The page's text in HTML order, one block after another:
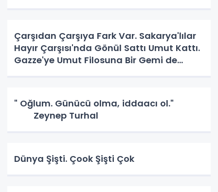
Çarşıdan Çarşıya Fark Var. Sakarya'lılar
Hayır Çarşısı'nda Gönül Sattı Umut Kattı.
Gazze'ye Umut Filosuna Bir Gemi de
" Oğlum. Günücü olma, iddaacı ol."
Zeynep Turhal
Dünya Şişti. Çook Şişti Çok